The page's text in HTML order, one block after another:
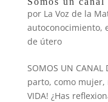
por La Voz de la
autoconocimiento,
de útero
SOMOS UN
parto, como mujer,
VIDA! ¿Has